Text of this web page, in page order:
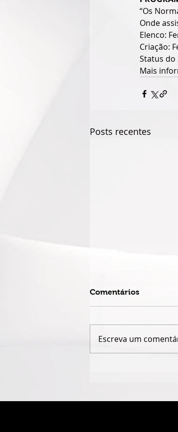
“Os
Onde
Elenco:
Criação:
Status do
Mais
Posts recentes
GUILHERME &
Comentários
Escreva um